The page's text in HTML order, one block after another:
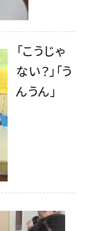
「こうじゃ
ない？」「う
んうん」